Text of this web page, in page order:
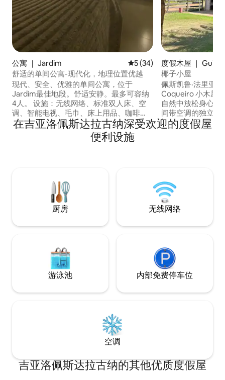
公寓 ｜ Jardim 平均评分 5 分（满分 5 分）
5 (34)
舒适的单间公寓-现代化，地理位置优越
现代、安全、优雅的单间公寓，位于
Jardim最佳地段。舒适安静。最多可容纳
4人。 设施：无线网络、标准双人床、空
调、智能电视、毛巾、床上用品、咖啡
机、三明治机、微波炉、迷你吧、矿泉
水、盥洗用品套装。 位置： 餐厅 - 150米
咖啡馆 - 300米 购物中心 - 200米 超市 -
度假木屋 ｜ Guia
椰子小屋
佩斯凯鲁·法里亚
Coqueiro 小木屋 🌴 摆脱日常烦忧，
自然中放松身心！ 我们的度假木屋配备 2
间带空调的独立套
理想的舒适住宿体
上享受难忘时光
在吉亚洛佩斯达拉古纳深受欢迎的度假屋
便利设施
厨房 无线网络
游泳池 内部免费停车位
空调
吉亚洛佩斯达拉古纳的其他优质度假屋